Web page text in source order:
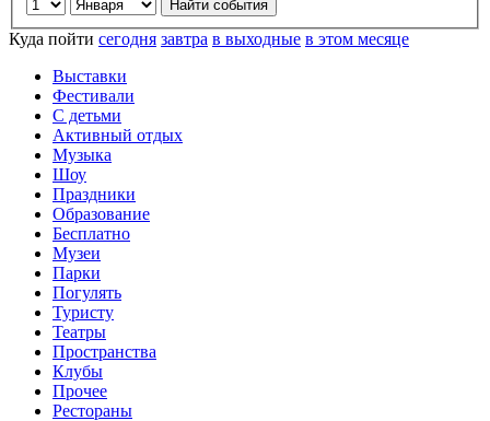
Куда пойти сегодня завтра в выходные в этом месяце
Выставки
Фестивали
С детьми
Активный отдых
Музыка
Шоу
Праздники
Образование
Бесплатно
Музеи
Парки
Погулять
Туристу
Театры
Пространства
Клубы
Прочее
Рестораны